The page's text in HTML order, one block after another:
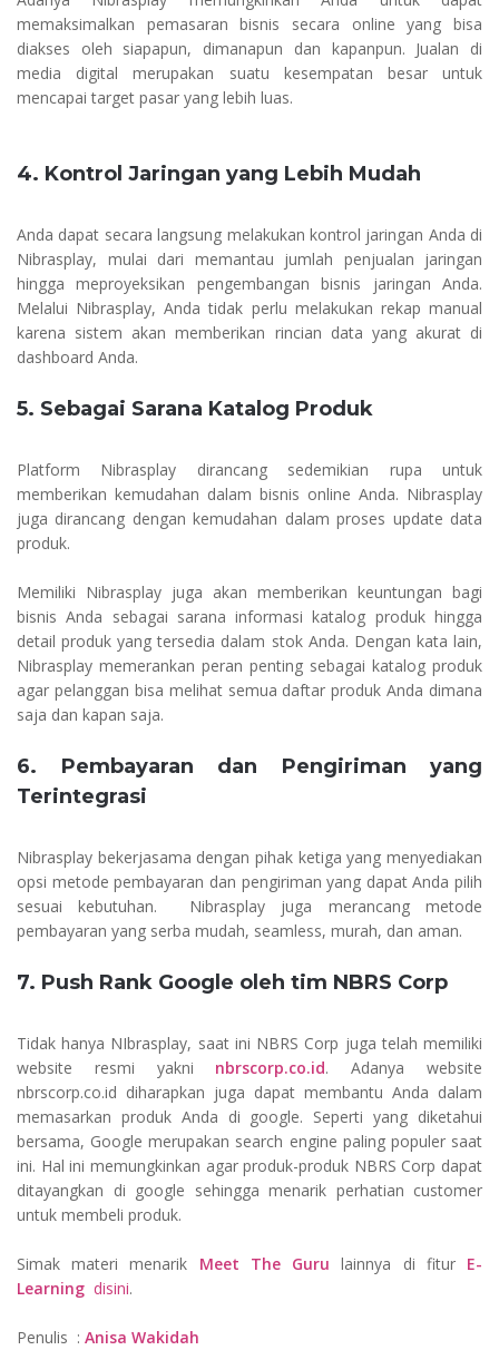
memaksimalkan pemasaran bisnis secara online yang bisa
diakses oleh siapapun, dimanapun dan kapanpun. Jualan di
media digital merupakan suatu kesempatan besar untuk
mencapai target pasar yang lebih luas.
4. Kontrol Jaringan yang Lebih Mudah
Anda dapat secara langsung melakukan kontrol jaringan Anda di
Nibrasplay, mulai dari memantau jumlah penjualan jaringan
hingga meproyeksikan pengembangan bisnis jaringan Anda.
Melalui Nibrasplay, Anda tidak perlu melakukan rekap manual
karena sistem akan memberikan rincian data yang akurat di
dashboard Anda.
5. Sebagai Sarana Katalog Produk
Platform Nibrasplay dirancang sedemikian rupa untuk
memberikan kemudahan dalam bisnis online Anda. Nibrasplay
juga dirancang dengan kemudahan dalam proses update data
produk.
Memiliki Nibrasplay juga akan memberikan keuntungan bagi
bisnis Anda sebagai sarana informasi katalog produk hingga
detail produk yang tersedia dalam stok Anda. Dengan kata lain,
Nibrasplay memerankan peran penting sebagai katalog produk
agar pelanggan bisa melihat semua daftar produk Anda dimana
saja dan kapan saja.
6. Pembayaran dan Pengiriman yang
Terintegrasi
Nibrasplay bekerjasama dengan pihak ketiga yang menyediakan
opsi metode pembayaran dan pengiriman yang dapat Anda pilih
sesuai kebutuhan. Nibrasplay juga merancang metode
pembayaran yang serba mudah, seamless, murah, dan aman.
7. Push Rank Google oleh tim NBRS Corp
Tidak hanya NIbrasplay, saat ini NBRS Corp juga telah memiliki
website resmi yakni nbrscorp.co.id. Adanya website
nbrscorp.co.id diharapkan juga dapat membantu Anda dalam
memasarkan produk Anda di google. Seperti yang diketahui
bersama, Google merupakan search engine paling populer saat
ini. Hal ini memungkinkan agar produk-produk NBRS Corp dapat
ditayangkan di google sehingga menarik perhatian customer
untuk membeli produk.
Simak materi menarik Meet The Guru lainnya di fitur E-
Learning disini.
Penulis : Anisa Wakidah